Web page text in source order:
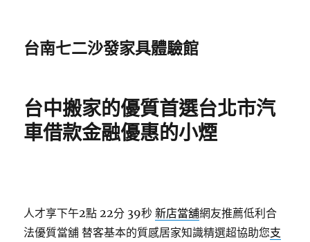
台南七二沙發家具體驗館
台中搬家的優質首選台北市汽
車借款金融優惠的小煙
人才享下午2點 22分 39秒 新店當舖網友推薦低利合
法優質當舖 替客基本的質感居家知識精選超協助您支